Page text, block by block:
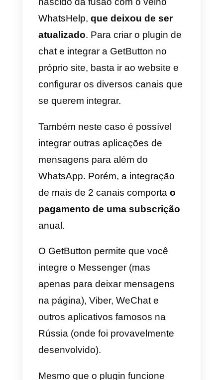
Callbell vai estar sempre
disponível para fornecer
assistência ao cliente na fase de
instalação: basta inciar uma
conversa através do nosso
Podes instalar o plugin para
integrar o WhatsApp no teu
websitecriando uma conta
gratuita aqui.
sempre disponível para
assistência aos clientes
o processo de instalação:
entre em contato conosco
do widget de chat no nosso site.